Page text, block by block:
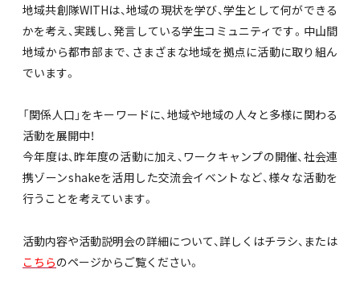
地域共創隊WITHは、地域の現状を学び、学生として何ができる
かを考え、実践し、発言している学生コミュニティです。中山間
地域から都市部まで、さまざまな地域を拠点に活動に取り組ん
でいます。
「関係人口」をキーワードに、地域や地域の人々と多様に関わる
活動を展開中！
今年度は、昨年度の活動に加え、ワークキャンプの開催、社会連
携ゾーンshakeを活用した交流会イベントなど、様々な活動を
行うことを考えています。
活動内容や活動説明会の詳細について、詳しくはチラシ、または
こちらのページからご覧ください。